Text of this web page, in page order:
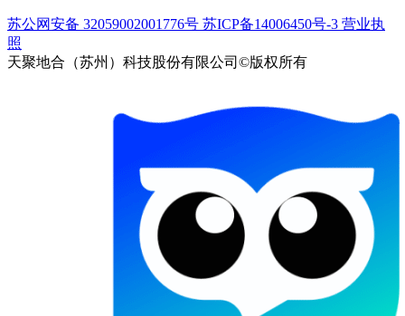
苏公网安备 32059002001776号 苏ICP备14006450号-3 营业执
照
天聚地合（苏州）科技股份有限公司©版权所有